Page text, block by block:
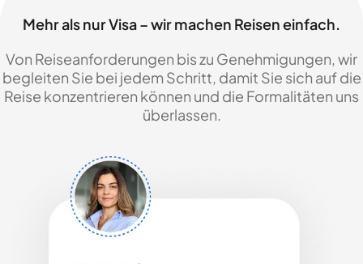
Mehr als nur Visa – wir machen Reisen einfach.
Von Reiseanforderungen bis zu Genehmigungen, wir
begleiten Sie bei jedem Schritt, damit Sie sich auf die
Reise konzentrieren können und die Formalitäten uns
überlassen.